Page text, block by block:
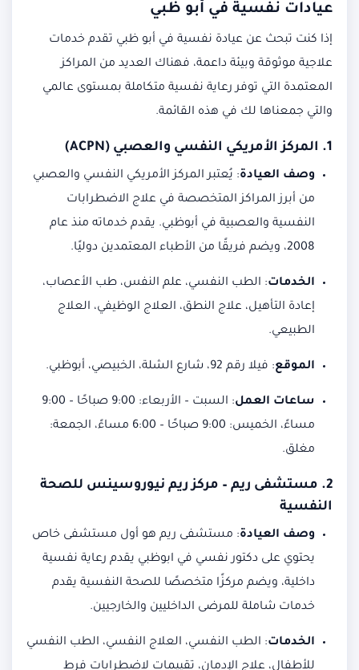
عيادات نفسية في أبو ظبي
إذا كنت تبحث عن عيادة نفسية في أبو ظبي تقدم خدمات
علاجية موثوقة وبيئة داعمة، فهناك العديد من المراكز
المعتمدة التي توفر رعاية نفسية متكاملة بمستوى عالمي
والتي جمعناها لك في هذه القائمة.
1. المركز الأمريكي النفسي والعصبي (ACPN)
وصف العيادة: يُعتبر المركز الأمريكي النفسي والعصبي
من أبرز المراكز المتخصصة في علاج الاضطرابات
النفسية والعصبية في أبوظبي. يقدم خدماته منذ عام
2008، ويضم فريقًا من الأطباء المعتمدين دوليًا.
الخدمات: الطب النفسي، علم النفس، طب الأعصاب،
إعادة التأهيل، علاج النطق، العلاج الوظيفي، العلاج
الطبيعي.
الموقع: فيلا رقم 92، شارع الشلة، الخبيصي، أبوظبي.
ساعات العمل:
السبت – الأربعاء: 9:00 صباحًا – 9:00
مساءً، الخميس: 9:00 صباحًا – 6:00 مساءً، الجمعة:
مغلق.
2. مستشفى ريم – مركز ريم نيوروسينس للصحة
النفسية
وصف العيادة: مستشفى ريم هو أول مستشفى خاص
يحتوي على دكتور نفسي في ابوظبي يقدم رعاية نفسية
داخلية، ويضم مركزًا متخصصًا للصحة النفسية يقدم
خدمات شاملة للمرضى الداخليين والخارجيين.
الخدمات: الطب النفسي، العلاج النفسي، الطب النفسي
للأطفال، علاج الإدمان، تقييمات لاضطرابات فرط